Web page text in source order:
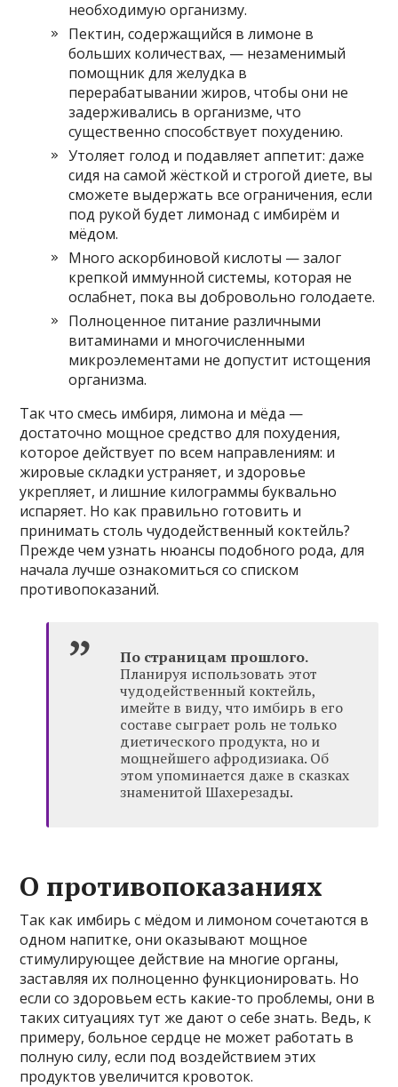
необходимую организму.
Пектин, содержащийся в лимоне в
больших количествах, — незаменимый
помощник для желудка в
перерабатывании жиров, чтобы они не
задерживались в организме, что
существенно способствует похудению.
Утоляет голод и подавляет аппетит: даже
сидя на самой жёсткой и строгой диете, вы
сможете выдержать все ограничения, если
под рукой будет лимонад с имбирём и
мёдом.
Много аскорбиновой кислоты — залог
крепкой иммунной системы, которая не
ослабнет, пока вы добровольно голодаете.
Полноценное питание различными
витаминами и многочисленными
микроэлементами не допустит истощения
организма.
Так что смесь имбиря, лимона и мёда —
достаточно мощное средство для похудения,
которое действует по всем направлениям: и
жировые складки устраняет, и здоровье
укрепляет, и лишние килограммы буквально
испаряет. Но как правильно готовить и
принимать столь чудодейственный коктейль?
Прежде чем узнать нюансы подобного рода, для
начала лучше ознакомиться со списком
противопоказаний.
По страницам прошлого.
Планируя использовать этот
чудодейственный коктейль,
имейте в виду, что имбирь в его
составе сыграет роль не только
диетического продукта, но и
мощнейшего афродизиака. Об
этом упоминается даже в сказках
знаменитой Шахерезады.
О противопоказаниях
Так как имбирь с мёдом и лимоном сочетаются в
одном напитке, они оказывают мощное
стимулирующее действие на многие органы,
заставляя их полноценно функционировать. Но
если со здоровьем есть какие-то проблемы, они в
таких ситуациях тут же дают о себе знать. Ведь, к
примеру, больное сердце не может работать в
полную силу, если под воздействием этих
продуктов увеличится кровоток.